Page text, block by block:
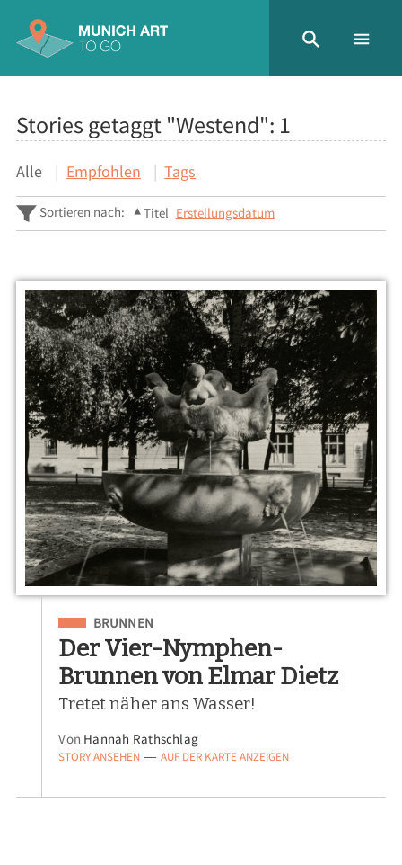
Stories getaggt "Westend": 1
Alle Empfohlen Tags
Sortieren nach: Titel Erstellungsdatum
Eingeordnet unter
BRUNNEN
Der Vier-Nymphen-
Brunnen von Elmar Dietz
Tretet näher ans Wasser!
Von Hannah Rathschlag
STORY ANSEHEN — AUF DER KARTE ANZEIGEN